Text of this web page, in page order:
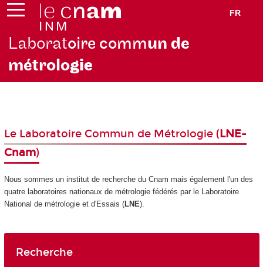
FR
Laboratoire commun de
métrologie
Le Laboratoire Commun de Métrologie (LNE-
Cnam)
Nous sommes un institut de recherche du Cnam mais également l'un des
quatre laboratoires nationaux de métrologie fédérés par le Laboratoire
National de métrologie et d'Essais (LNE).
Recherche